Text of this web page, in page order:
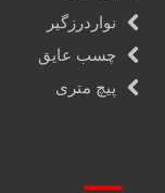
نواردرزگیر
چسب عایق
پیچ متری